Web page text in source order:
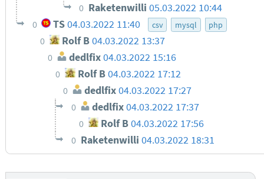
0 Raketenwilli 05.03.2022 10:44
0 TS04.03.2022 11:40 csv mysql php
0 Rolf B04.03.2022 13:37
0 dedlfix04.03.2022 15:16
0 Rolf B04.03.2022 17:12
0 dedlfix04.03.2022 17:27
0 dedlfix04.03.2022 17:37
0 Rolf B04.03.2022 17:56
0 Raketenwilli 04.03.2022 18:31